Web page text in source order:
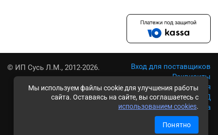
Мы используем файлы cookie для улучшения работы
сайта. Оставаясь на сайте, вы соглашаетесь с
использованием cookies.
Понятно
© ИП Сусь Л.М., 2012-2026.
Вход для поставщиков
Реквизиты
Условия использования
Политика обработки ПД
Карта сайта